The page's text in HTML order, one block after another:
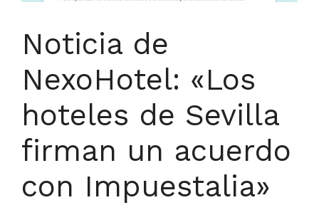
Noticia de
NexoHotel: «Los
hoteles de Sevilla
firman un acuerdo
con Impuestalia»